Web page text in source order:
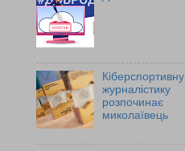
Кіберспортивну
журналістику
розпочинає
миколаївець